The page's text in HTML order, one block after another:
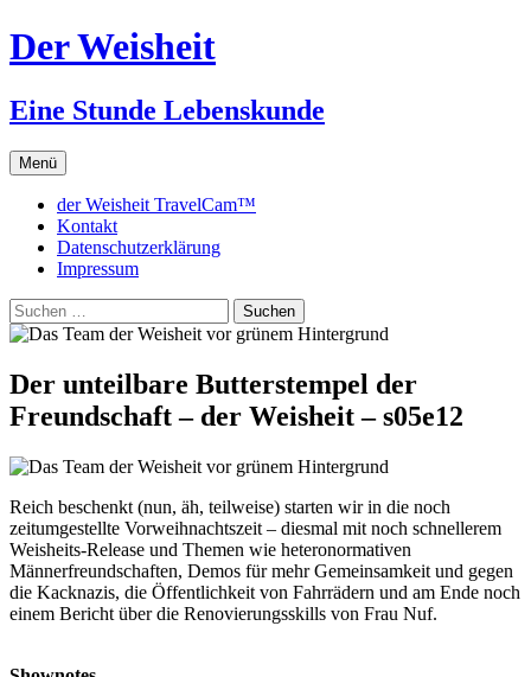
Zum
Inhalt
Der Weisheit
Eine Stunde Lebenskunde
Menü
der Weisheit TravelCam™
Kontakt
Datenschutzerklärung
Impressum
Suchen
nach:
Der unteilbare Butterstempel der
Freundschaft – der Weisheit – s05e12
Reich beschenkt (nun, äh, teilweise) starten wir in die noch
zeitumgestellte Vorweihnachtszeit – diesmal mit noch schnellerem
Weisheits-Release und Themen wie heteronormativen
Männerfreundschaften, Demos für mehr Gemeinsamkeit und gegen
die Kacknazis, die Öffentlichkeit von Fahrrädern und am Ende noch
einem Bericht über die Renovierungsskills von Frau Nuf.